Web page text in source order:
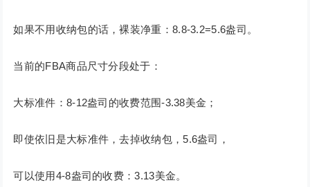
如果不用收纳包的话，裸装净重：8.8-3.2=5.6盎司。
当前的FBA商品尺寸分段处于：
大标准件：8-12盎司的收费范围-3.38美金；
即使依旧是大标准件，去掉收纳包，5.6盎司，
可以使用4-8盎司的收费：3.13美金。